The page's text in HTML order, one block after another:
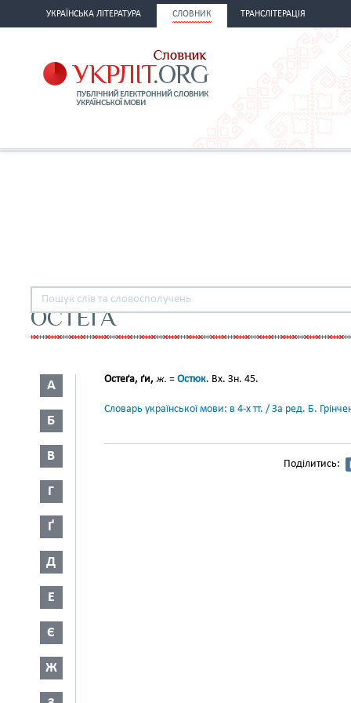
УКРАЇНСЬКА ЛІТЕРАТУРА СЛОВНИК ТРАНСЛІТЕРАЦІЯ
ОСТЕҐА
А
Б
В
Г
Ґ
Д
Е
Є
Ж
Остеґа, ґи, ж. = Остюк. Вх. Зн. 45.
Словарь української мови: в 4-х тт. / За ред. Б.
Поділитись: